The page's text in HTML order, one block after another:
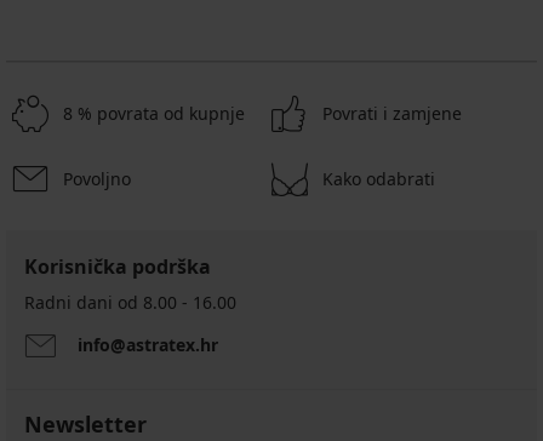
8 % povrata od kupnje Povrati i zamjene
Povoljno Kako odabrati
Korisnička podrška
Radni dani od 8.00 - 16.00
info@astratex.hr
Newsletter